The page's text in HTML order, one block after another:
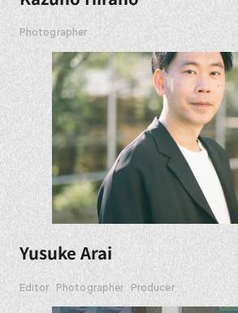
Photographer
Yusuke Arai
Editor Photographer Producer